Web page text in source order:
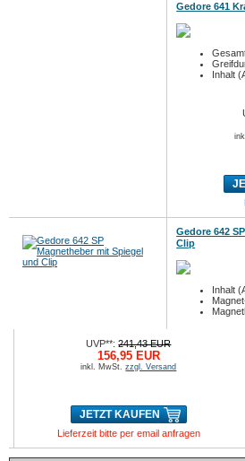
Gedore 641
Inhalt
Gedore 642
Clip
Inhalt
UVP**:241,43 EUR
156,95 EUR
inkl. MwSt.zzgl. Versand
JETZT KAUFEN
Lieferzeit bitte per email anfragen